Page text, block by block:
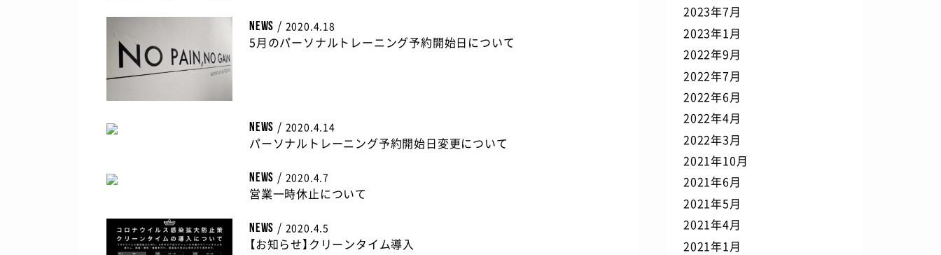
NEWS / 2020.4.18
5月のパーソナルトレーニング予約開始日について
NEWS / 2020.4.14
パーソナルトレーニング予約開始日変更について
NEWS / 2020.4.7
営業一時休止について
NEWS / 2020.4.5
【お知らせ】クリーンタイム導入
2023年7月
2023年1月
2022年9月
2022年7月
2022年6月
2022年4月
2022年3月
2021年10月
2021年6月
2021年5月
2021年4月
2021年1月